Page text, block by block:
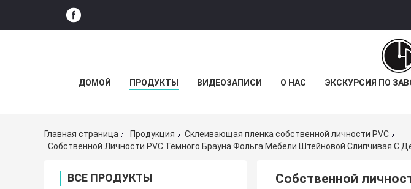
ДОМОЙ ПРОДУКТЫ ВИДЕОЗАПИСИ О НАС ЭКСКУРСИЯ ПО
Главная страница Продукция
Склеивающая пленка собственной личности PVC
Собственной Личности PVC Темного Брауна Фольга Мебели Штейновой Слипчивая С
ВСЕ ПРОДУКТЫ
Собственной